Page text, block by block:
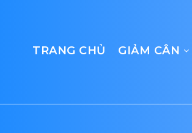
TRANG CHỦ GIẢM CÂN